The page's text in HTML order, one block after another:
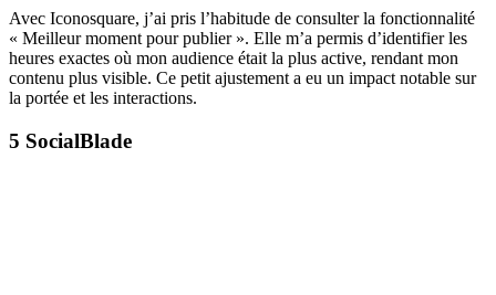
Avec Iconosquare, j’ai pris l’habitude de consulter la fonctionnalité
« Meilleur moment pour publier ». Elle m’a permis d’identifier les
heures exactes où mon audience était la plus active, rendant mon
contenu plus visible. Ce petit ajustement a eu un impact notable sur
la portée et les interactions.
5 SocialBlade